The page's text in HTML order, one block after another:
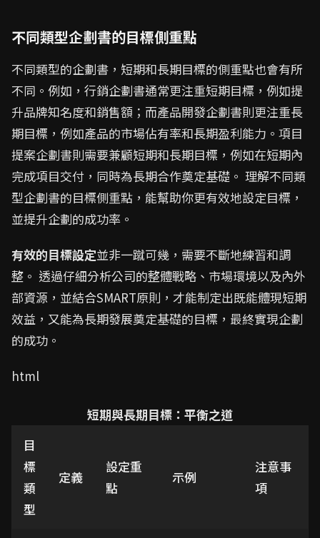
不同類型企劃書的目標側重點
不同類型的企劃書，短期和長期目標的側重點也會有所
不同。例如，行銷企劃書通常更注重短期目標，例如提
升品牌知名度和銷售額；而產品開發企劃書則更注重長
期目標，例如產品的市場佔有率和長期盈利能力。項目
提案企劃書則需要兼顧短期和長期目標，例如在短期內
完成項目交付，同時為長期合作奠定基礎。 理解不同類
型企劃書的目標側重點，能幫助你更有效地設定目標，
並提升企劃的成功率。
有效的目標設定並非一蹴可幾，需要不斷地練習和調
整。 透過仔細分析公司的整體戰略、市場環境以及內外
部資源，並結合SMART原則，才能制定出既能體現短期
效益，又能為長期發展奠定基礎的目標，最終實現企劃
的成功。
html
短期與長期目標：平衡之道
目
標
類
型
定義
設定重
點
示例
注意事
項